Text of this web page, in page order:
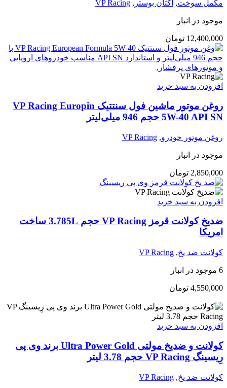
مکمل سوخت, اکتان بوستر ,
VP Racing
موجود در انبار
12,400,000 تومان
افزودن به سبد خرید
روغن موتور ماشین فول سنتتیک VP Racing Europin
5W-40 API SN حجم 946 میلی‌لیتر
روغن موتور خودرو,
VP Racing
موجود در انبار
2,850,000 تومان
افزودن به سبد خرید
ضدیخ کولانت قرمز VP Racing حجم 3.785L ساخت
امریکا
کولانت ضد یخ,
VP Racing
6 موجود در انبار
4,550,000 تومان
افزودن به سبد خرید
کولانت و ضدیخ مولتی Ultra Power Gold برند وی پی
رِیسینگ VP Racing حجم 3.78 لیتر
کولانت ضد یخ,
VP Racing